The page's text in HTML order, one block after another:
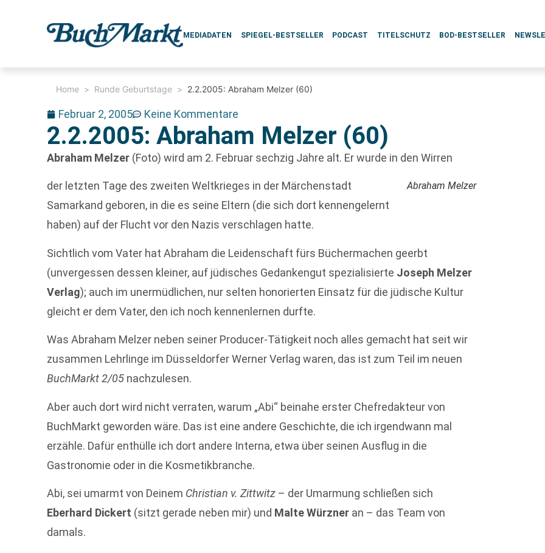
MEDIADATEN SPIEGEL-BESTSELLER PODCAST TITELSCHUTZ BOD-BESTSELLER
Home > Runde Geburtstage > 2.2.2005: Abraham Melzer (60)
Februar 2, 2005 Keine Kommentare
2.2.2005: Abraham Melzer (60)
Abraham Melzer (Foto) wird am 2. Februar sechzig Jahre alt. Er wurde in den Wirren
Abraham Melzer
der letzten Tage des zweiten Weltkrieges in der Märchenstadt
Samarkand geboren, in die es seine Eltern (die sich dort kennengelernt
haben) auf der Flucht vor den Nazis verschlagen hatte.
Sichtlich vom Vater hat Abraham die Leidenschaft fürs Büchermachen geerbt
(unvergessen dessen kleiner, auf jüdisches Gedankengut spezialisierte Joseph Melzer
Verlag); auch im unermüdlichen, nur selten honorierten Einsatz für die jüdische Kultur
gleicht er dem Vater, den ich noch kennenlernen durfte.
Was Abraham Melzer neben seiner Producer-Tätigkeit noch alles gemacht hat seit wir
zusammen Lehrlinge im Düsseldorfer Werner Verlag waren, das ist zum Teil im neuen
BuchMarkt 2/05 nachzulesen.
Aber auch dort wird nicht verraten, warum „Abi“ beinahe erster Chefredakteur von
BuchMarkt geworden wäre. Das ist eine andere Geschichte, die ich irgendwann mal
erzähle. Dafür enthülle ich dort andere Interna, etwa über seinen Ausflug in die
Gastronomie oder in die Kosmetikbranche.
Abi, sei umarmt von Deinem Christian v. Zittwitz – der Umarmung schließen sich
Eberhard Dickert (sitzt gerade neben mir) und Malte Würzner an – das Team von
damals.